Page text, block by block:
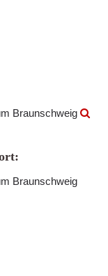
Braunschweig
Braunschweig